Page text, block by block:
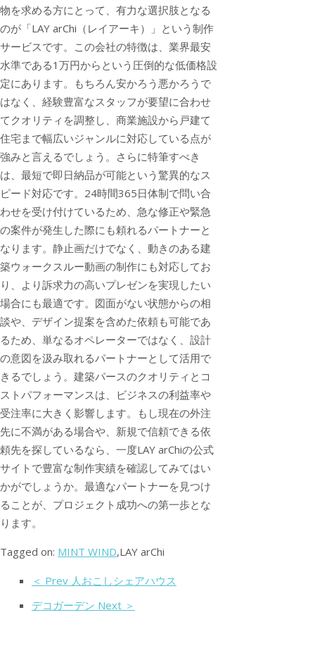
物を求める方にとって、有力な選択肢となる
のが「LAY arChi（レイアーキ）」という制作
サービスです。この会社の特徴は、業界最安
水準である1万円からという圧倒的な低価格設
定にあります。もちろん安かろう悪かろうで
はなく、経験豊富なスタッフが要望に合わせ
てクオリティを調整し、商業施設から戸建て
住宅まで幅広いジャンルに対応している点が
強みと言えるでしょう。さらに特筆すべき
は、最短で即日納品が可能という驚異的なス
ピード対応です。24時間365日体制で問い合
わせを受け付けているため、急な修正や緊急
の案件が発生した際にも頼れるパートナーと
なります。静止画だけでなく、動きのある建
築ウォークスルー動画の制作にも対応してお
り、より訴求力の高いプレゼンを実現したい
場合にも最適です。図面がない状態からの相
談や、デザイン提案を含めた依頼も可能であ
るため、単なるオペレーターではなく、設計
の意図を汲み取れるパートナーとして活用で
きるでしょう。建築パースのクオリティとコ
ストパフォーマンスは、ビジネスの利益率や
受注率に大きく影響します。もし現在の外注
先に不満がある場合や、新規で信頼できる依
頼先を探しているなら、一度LAY arChiの公式
サイトで豊富な制作実績を確認してみてはい
かがでしょうか。最適なパートナーを見つけ
ることが、プロジェクト成功への第一歩とな
ります。
Tagged on: MINT WIND,LAY arChi
＜ Prev 人おこしシェアハウス
デコガーデン Next ＞